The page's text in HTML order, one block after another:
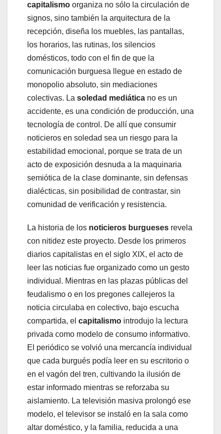
capitalismo organiza no sólo la circulación de
signos, sino también la arquitectura de la
recepción, diseña los muebles, las pantallas,
los horarios, las rutinas, los silencios
domésticos, todo con el fin de que la
comunicación burguesa llegue en estado de
monopolio absoluto, sin mediaciones
colectivas. La soledad mediática no es un
accidente, es una condición de producción, una
tecnología de control. De allí que consumir
noticieros en soledad sea un riesgo para la
estabilidad emocional, porque se trata de un
acto de exposición desnuda a la maquinaria
semiótica de la clase dominante, sin defensas
dialécticas, sin posibilidad de contrastar, sin
comunidad de verificación y resistencia.
La historia de los noticieros burgueses revela
con nitidez este proyecto. Desde los primeros
diarios capitalistas en el siglo XIX, el acto de
leer las noticias fue organizado como un gesto
individual. Mientras en las plazas públicas del
feudalismo o en los pregones callejeros la
noticia circulaba en colectivo, bajo escucha
compartida, el capitalismo introdujo la lectura
privada como modelo de consumo informativo.
El periódico se volvió una mercancía individual
que cada burgués podía leer en su escritorio o
en el vagón del tren, cultivando la ilusión de
estar informado mientras se reforzaba su
aislamiento. La televisión masiva prolongó ese
modelo, el televisor se instaló en la sala como
altar doméstico, y la familia, reducida a una